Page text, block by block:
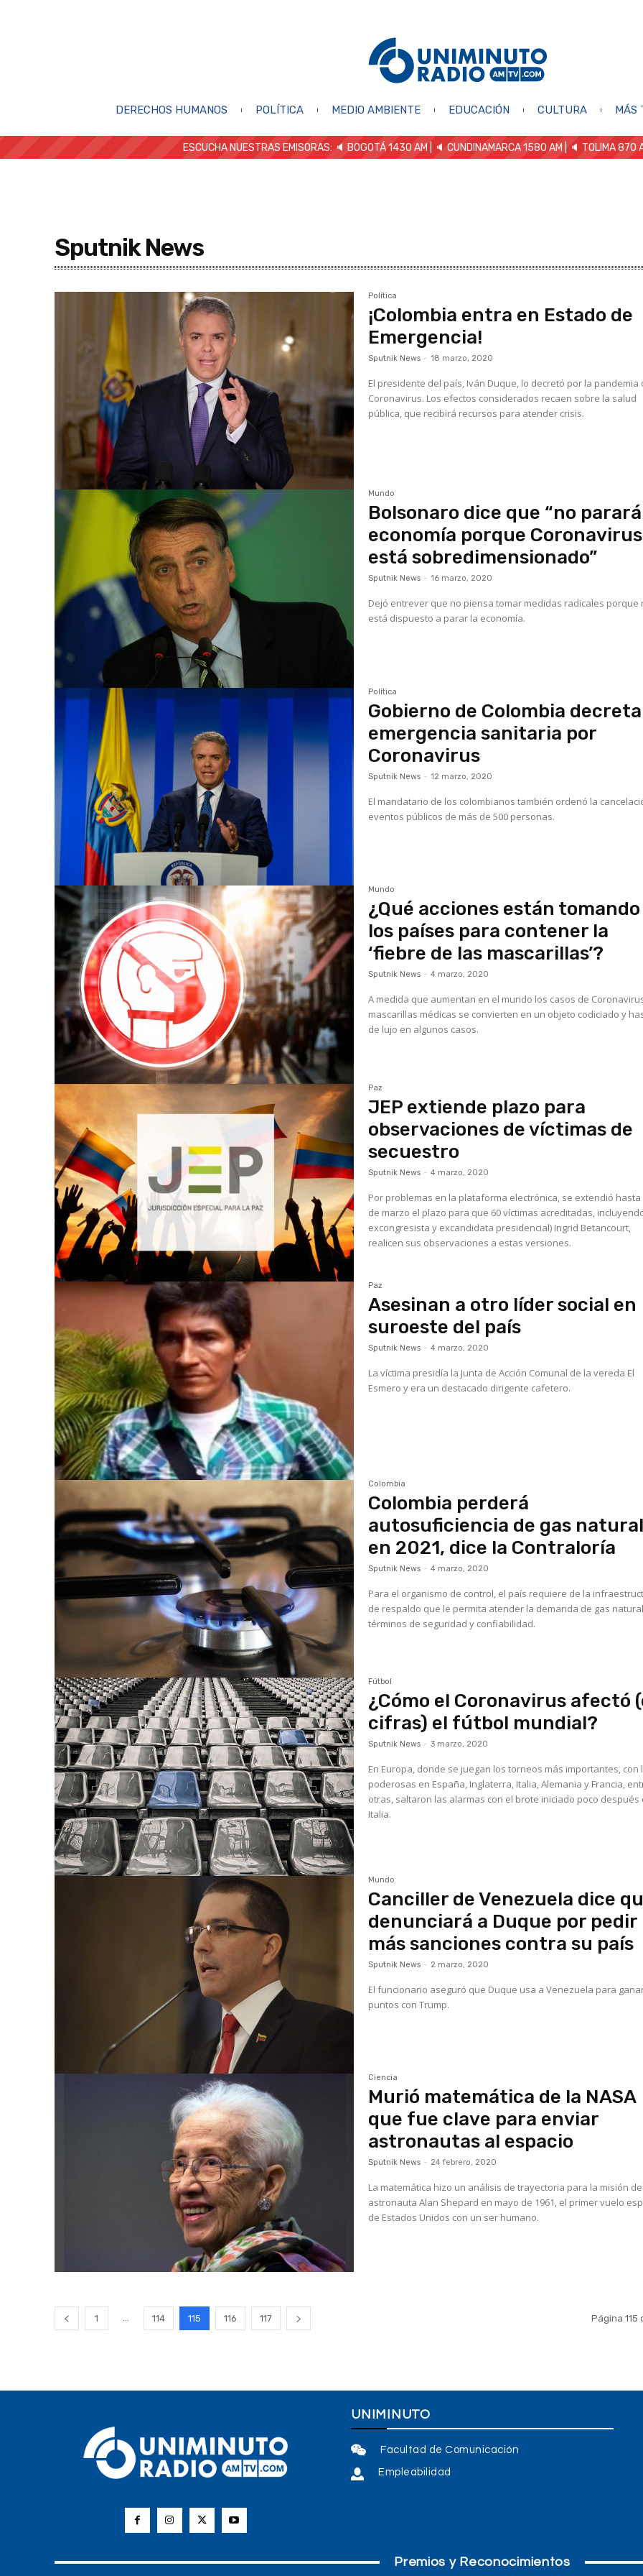
DERECHOS HUMANOS POLÍTICA MEDIO AMBIENTE EDUCACIÓN CULTURA MÁS
ESCUCHA NUESTRAS EMISORAS: 🔈 BOGOTÁ 1430 AM | 🔈 CUNDINAMARCA 1580 AM | 🔈 TOLIMA 870
Sputnik News
Política
¡Colombia entra en Estado de
Emergencia!
Sputnik News - 18 marzo, 2020
El presidente del país, Iván Duque, lo decretó por la pandemia
Coronavirus. Los efectos considerados recaen sobre la salud
pública, que recibirá recursos para atender crisis.
Mundo
Bolsonaro dice que “no parará
economía porque Coronavirus
está sobredimensionado”
Sputnik News - 16 marzo, 2020
Dejó entrever que no piensa tomar medidas radicales porque
está dispuesto a parar la economía.
Política
Gobierno de Colombia decreta
emergencia sanitaria por
Coronavirus
Sputnik News - 12 marzo, 2020
El mandatario de los colombianos también ordenó la
eventos públicos de más de 500 personas.
Mundo
¿Qué acciones están tomando
los países para contener la
‘fiebre de las mascarillas’?
Sputnik News - 4 marzo, 2020
A medida que aumentan en el mundo los casos de
mascarillas médicas se convierten en un objeto codiciado y
de lujo en algunos casos.
Paz
JEP extiende plazo para
observaciones de víctimas de
secuestro
Sputnik News - 4 marzo, 2020
Por problemas en la plataforma electrónica, se extendió hasta
de marzo el plazo para que 60 víctimas acreditadas,
excongresista y excandidata presidencial) Ingrid Betancourt,
realicen sus observaciones a estas versiones.
Paz
Asesinan a otro líder social en
suroeste del país
Sputnik News - 4 marzo, 2020
La víctima presidía la Junta de Acción Comunal de la vereda El
Esmero y era un destacado dirigente cafetero.
Colombia
Colombia perderá
autosuficiencia de gas natural
en 2021, dice la Contraloría
Sputnik News - 4 marzo, 2020
Para el organismo de control, el país requiere de la
de respaldo que le permita atender la demanda de gas
términos de seguridad y confiabilidad.
Fútbol
¿Cómo el Coronavirus afectó
cifras) el fútbol mundial?
Sputnik News - 3 marzo, 2020
En Europa, donde se juegan los torneos más importantes, con
poderosas en España, Inglaterra, Italia, Alemania y Francia,
otras, saltaron las alarmas con el brote iniciado poco después
Italia.
Mundo
Canciller de Venezuela dice
denunciará a Duque por pedir
más sanciones contra su país
Sputnik News - 2 marzo, 2020
El funcionario aseguró que Duque usa a Venezuela para
puntos con Trump.
Ciencia
Murió matemática de la NASA
que fue clave para enviar
astronautas al espacio
Sputnik News - 24 febrero, 2020
La matemática hizo un análisis de trayectoria para la misión del
astronauta Alan Shepard en mayo de 1961, el primer vuelo
de Estados Unidos con un ser humano.
1 114 115 116 117 Página 115
UNIMINUTO
Facultad de Comunicación
Empleabilidad
Premios y Reconocimientos